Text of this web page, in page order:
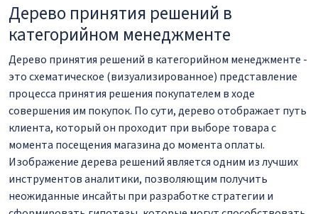
Дерево принятия решений в
категорийном менеджменте
Дерево принятия решений в категорийном менеджменте -
это схематическое (визуализированное) представление
процесса принятия решения покупателем в ходе
совершения им покупок. По сути, дерево отображает путь
клиента, который он проходит при выборе товара с
момента посещения магазина до момента оплаты.
Изображение дерева решений является одним из лучших
инструментов аналитики, позволяющим получить
неожиданные инсайты при разработке стратегии и